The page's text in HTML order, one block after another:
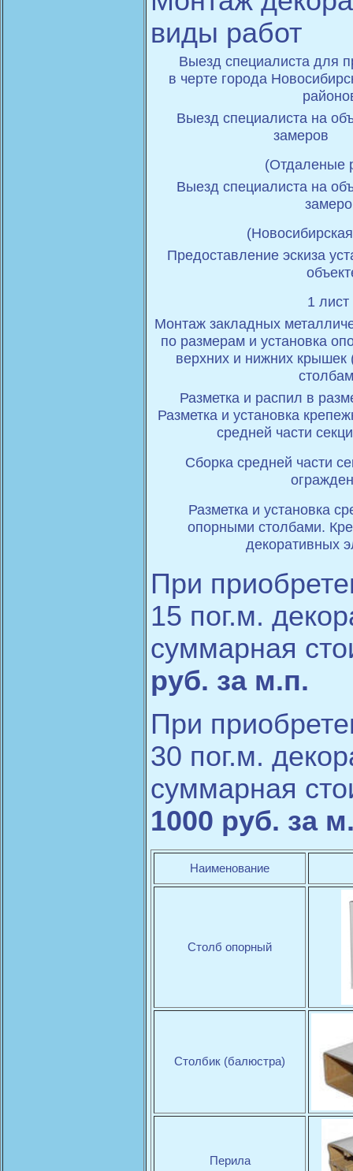
виды работ
Выезд специалиста для
в черте города
Выезд специалиста на
(Отдаленые
Выезд специалиста на
Предоставление эскиза
1
Монтаж закладных
по размерам и установка
верхних и нижних крышек
Разметка и распил в
Разметка и установка
средней части
Сборка средней части
Разметка и установка
опорными столбами.
декоративных
При
15 пог.м.
суммарная
руб. за м.п.
При
30 пог.м.
суммарная
1000 руб. за
Наименование
Столб опорный
Столбик (балюстра)
Перила